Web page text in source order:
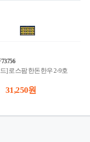
] 로스팜 한돈한우 2-9호
31,250 원